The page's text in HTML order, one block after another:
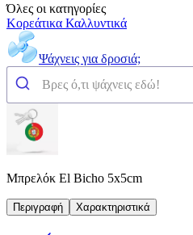
Όλες οι κατηγορίες
Κορεάτικα Καλλυντικά
Ψάχνεις για δροσιά;
Μπρελόκ El Bicho 5x5cm
Περιγραφή Χαρακτηριστικά